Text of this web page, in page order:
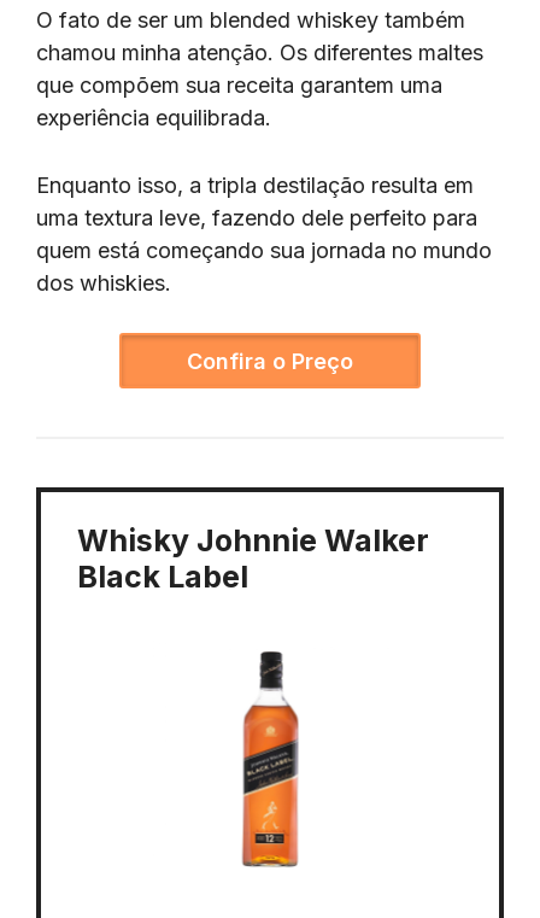
O fato de ser um blended whiskey também
chamou minha atenção. Os diferentes maltes
que compõem sua receita garantem uma
experiência equilibrada.
Enquanto isso, a tripla destilação resulta em
uma textura leve, fazendo dele perfeito para
quem está começando sua jornada no mundo
dos whiskies.
Confira o Preço
Whisky Johnnie Walker
Black Label